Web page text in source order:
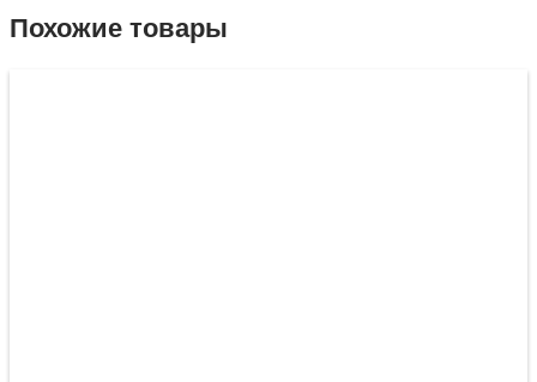
Похожие товары